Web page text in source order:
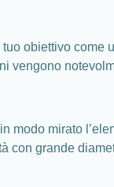
obiettivo
mirato
con grande